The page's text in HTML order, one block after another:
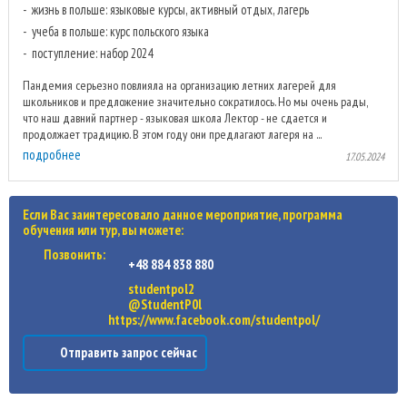
жизнь в польше: языковые курсы, активный отдых, лагерь
учеба в польше: курс польского языка
поступление: набор 2024
Пандемия серьезно повлияла на организацию летних лагерей для
школьников и предложение значительно сократилось. Но мы очень рады,
что наш давний партнер - языковая школа Лектор - не сдается и
продолжает традицию. В этом году они предлагают лагеря на ...
подробнее 17.05.2024
Если Вас заинтересовало данное мероприятие, программа
обучения или тур, вы можете:
Позвонить:
+48 884 838 880
studentpol2
@StudentP0l
https://www.facebook.com/studentpol/
Отправить запрос сейчас